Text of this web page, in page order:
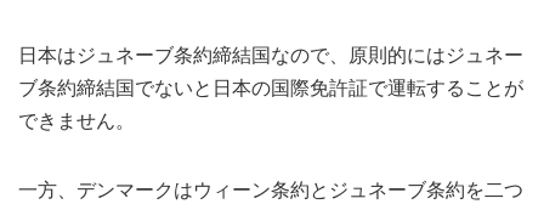
日本はジュネーブ条約締結国なので、原則的にはジュネー
ブ条約締結国でないと日本の国際免許証で運転することが
できません。
一方、デンマークはウィーン条約とジュネーブ条約を二つ